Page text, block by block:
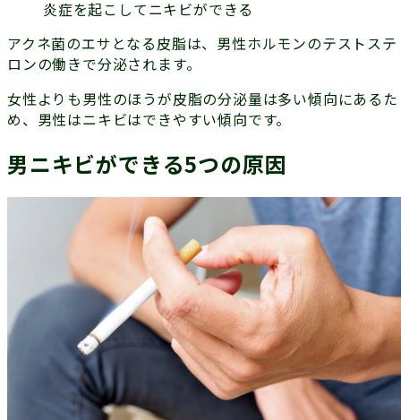
炎症を起こしてニキビができる
アクネ菌のエサとなる皮脂は、男性ホルモンのテストステ
ロンの働きで分泌されます。
女性よりも男性のほうが皮脂の分泌量は多い傾向にあるた
め、男性はニキビはできやすい傾向です。
男ニキビができる5つの原因